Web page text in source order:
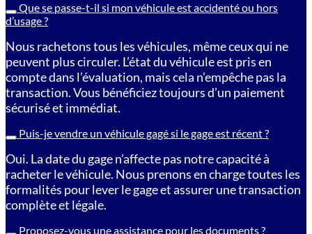
Que se passe-t-il si mon véhicule est accidenté ou hors
d’usage ?
Nous rachetons tous les véhicules, même ceux qui ne
peuvent plus circuler. L’état du véhicule est pris en
compte dans l’évaluation, mais cela n’empêche pas la
transaction. Vous bénéficiez toujours d’un paiement
sécurisé et immédiat.
Puis-je vendre un véhicule gagé si le gage est récent ?
Oui. La date du gage n’affecte pas notre capacité à
racheter le véhicule. Nous prenons en charge toutes les
formalités pour lever le gage et assurer une transaction
complète et légale.
Proposez-vous une assistance pour les documents ?